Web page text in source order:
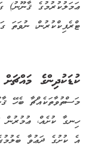
ޢަމަލުކުރުމުގެ ޤާނޫނު)
ޓްރެފިކްކުރުން، ނުވަތަ
ކުޑަކުދިންގެ
މަސްތުވާތަކެއްޗާ ބެހޭ
އެ ކުށުގެ ދަޢުވާ